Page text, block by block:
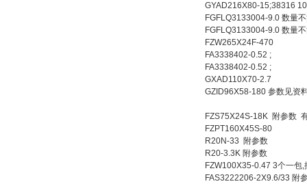
GYAD216X80-15;38316
FGFLQ3133004-9.0 数量
FGFLQ3133004-9.0 数量
FZW265X24F-470
FA3338402-0.52 ;
FA3338402-0.52 ;
GXAD110X70-2.7
GZID96X58-180 参数见资
FZS75X24S-18K 附参数
FZPT160X45S-80
R20N-33 附参数
R20-3.3K 附参数
FZW100X35-0.47 3个一包
FAS3222206-2X9.6/33 附